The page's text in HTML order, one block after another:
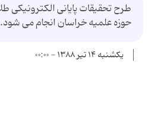
طرح تحقیقات پایانی الکترونیکی
حوزه علمیه خراسان انجام می شود.
یکشنبه ۱۴ تیر ۱۳۸۸ - ۰۰:۰۰